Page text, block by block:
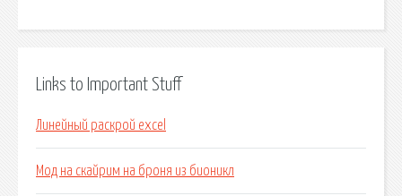
Links to Important Stuff
Линейный раскрой excel
Мод на скайрим на броня из бионикл